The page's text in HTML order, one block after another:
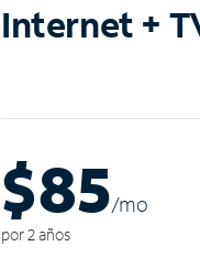
Internet +
$85/mo
por 2 años